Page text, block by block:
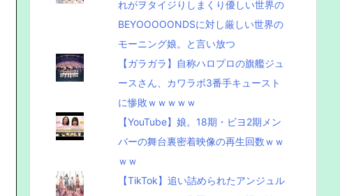
れがヲタイジりしまくり優しい世界の
BEYOOOOONDSに対し厳しい世界の
モーニング娘。と言い放つ
【ガラガラ】自称ハロプロの旗艦ジュ
ースさん、カワラボ3番手キュースト
に惨敗ｗｗｗｗｗ
【YouTube】娘。18期・ビヨ2期メン
バーの舞台裏密着映像の再生回数ｗｗ
ｗｗ
【TikTok】追い詰められたアンジュル